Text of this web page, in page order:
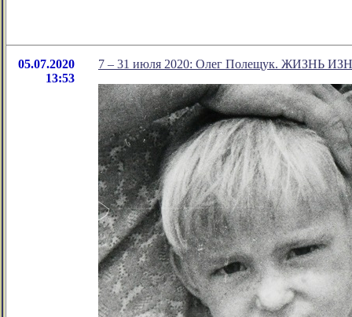
05.07.2020
13:53
7 – 31 июля 2020: Олег Полещук. ЖИЗНЬ